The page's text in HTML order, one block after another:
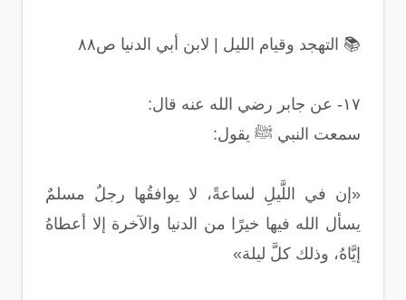
📚 التهجد وقيام الليل | لابن أبي الدنيا ص٨٨
١٧- عن جابر رضي الله عنه قال:
سمعت النبي ﷺ يقول:
«إن في اللَّيلِ لساعةً، لا يوافقُها رجلٌ مسلمٌ
يسأل الله فيها خيرًا من الدنيا والآخرة إلا أعطاهُ
إيَّاهُ، وذلك كلَّ ليلة»